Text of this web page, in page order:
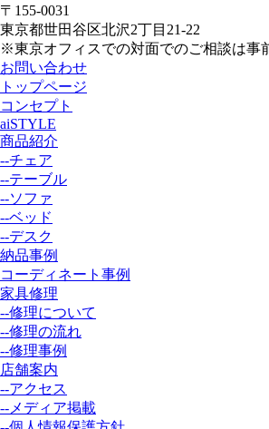
〒155-0031
東京都世田谷区北沢2丁目21-22
※東京オフィスでの対面でのご相談は事
お問い合わせ
トップページ
コンセプト
aiSTYLE
商品紹介
--チェア
--テーブル
--ソファ
--ベッド
--デスク
納品事例
コーディネート事例
家具修理
--修理について
--修理の流れ
--修理事例
店舗案内
--アクセス
--メディア掲載